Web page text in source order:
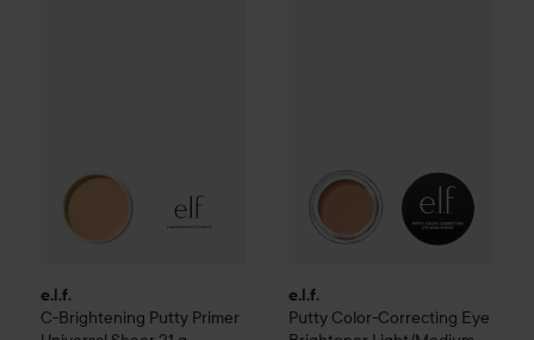
e.l.f.
C-Brightening Putty Primer
e.l.f.
Putty Color-Correcting Eye